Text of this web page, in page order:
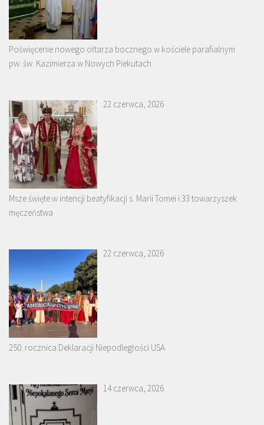
Poświęcenie nowego ołtarza bocznego w kościele parafialnym
pw. św. Kazimierza w Nowych Piekutach
22 czerwca, 2026
Msze święte w intencji beatyfikacji s. Marii Tomei i 33 towarzyszek
męczeństwa
22 czerwca, 2026
250. rocznica Deklaracji Niepodległości USA
14 czerwca, 2026